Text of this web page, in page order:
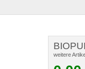
weitere